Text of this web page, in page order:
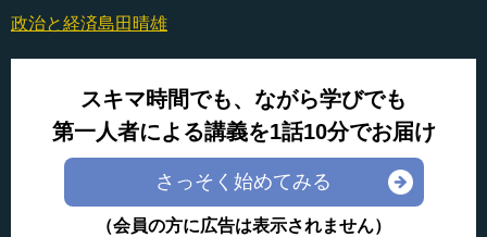
政治と経済島田晴雄
スキマ時間でも、ながら学びでも
第一人者による講義を1話10分でお届け
さっそく始めてみる
（会員の方に広告は表示されません）